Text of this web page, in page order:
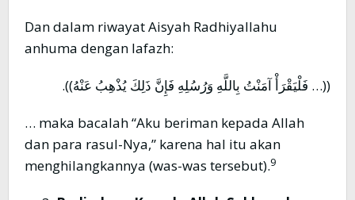
Dan dalam riwayat Aisyah Radhiyallahu
anhuma dengan lafazh:
((… فَلْيَقْرَأْ آمَنْتُ بِاللَّهِ وَرُسُلِهِ فَإِنَّ ذَلِكَ يُذْهِبُ عَنْهُ)).
… maka bacalah “Aku beriman kepada Allah
dan para rasul-Nya,” karena hal itu akan
menghilangkannya (was-was tersebut).9